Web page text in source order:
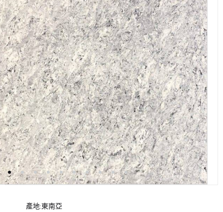
產地:東南亞